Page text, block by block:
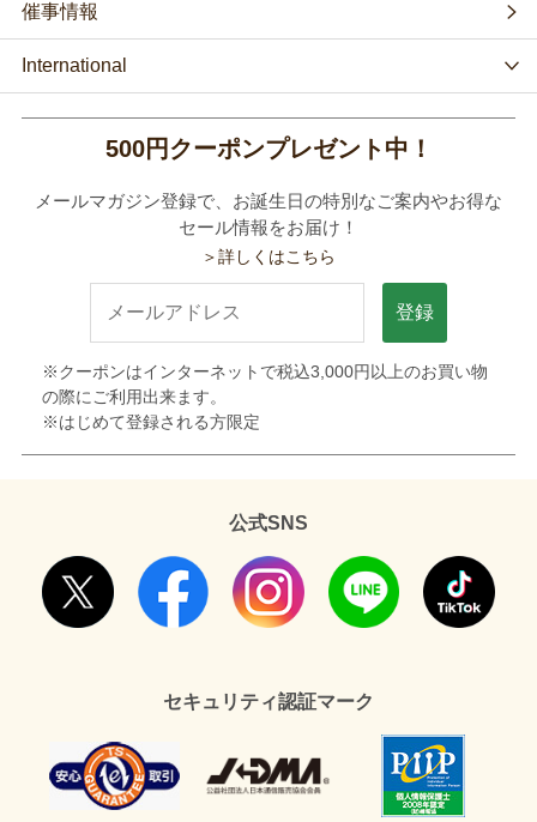
催事情報
International
500円クーポンプレゼント中！
メールマガジン登録で、お誕生日の特別なご案内やお得な
セール情報をお届け！
＞詳しくはこちら
登録
※クーポンはインターネットで税込3,000円以上のお買い物
の際にご利用出来ます。
※はじめて登録される方限定
公式SNS
セキュリティ認証マーク